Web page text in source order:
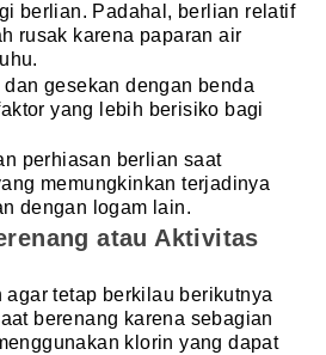
berlian. Padahal, berlian relatif
rusak karena paparan air
gesekan dengan benda
yang lebih berisiko bagi
perhiasan berlian saat
memungkinkan terjadinya
dengan logam lain.
atau Aktivitas
tetap berkilau berikutnya
berenang karena sebagian
klorin yang dapat